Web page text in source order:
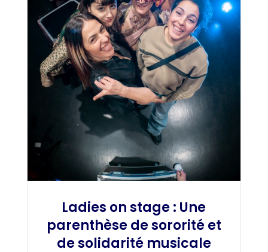
Ladies on stage : Une
parenthèse de sororité et
de solidarité musicale